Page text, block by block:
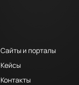
Сайты и порталы
Кейсы
Контакты